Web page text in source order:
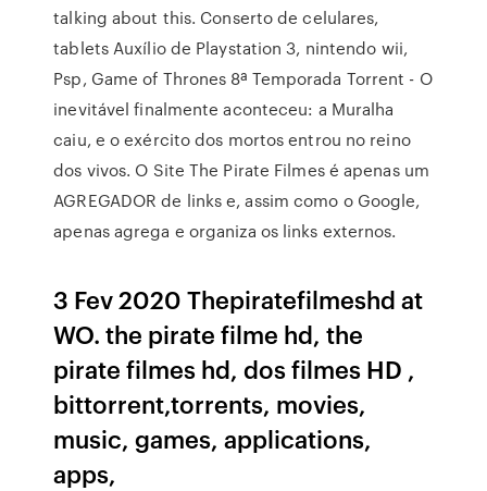
talking about this. Conserto de celulares,
tablets Auxílio de Playstation 3, nintendo wii,
Psp, Game of Thrones 8ª Temporada Torrent - O
inevitável finalmente aconteceu: a Muralha
caiu, e o exército dos mortos entrou no reino
dos vivos. O Site The Pirate Filmes é apenas um
AGREGADOR de links e, assim como o Google,
apenas agrega e organiza os links externos.
3 Fev 2020 Thepiratefilmeshd at
WO. the pirate filme hd, the
pirate filmes hd, dos filmes HD ,
bittorrent,torrents, movies,
music, games, applications,
apps,